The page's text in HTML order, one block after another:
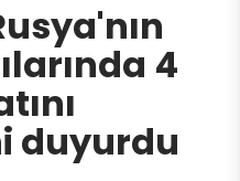
4
duyurdu